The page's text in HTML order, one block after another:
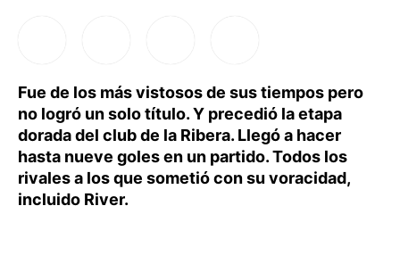
Fue de los más vistosos de sus tiempos pero
no logró un solo título. Y precedió la etapa
dorada del club de la Ribera. Llegó a hacer
hasta nueve goles en un partido. Todos los
rivales a los que sometió con su voracidad,
incluido River.